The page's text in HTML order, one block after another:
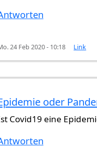
24 Feb 2020 - 10:18 Link
oder
Covid19 eine